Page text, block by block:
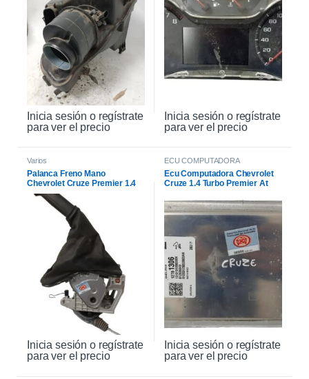
Inicia sesión o regístrate
para ver el precio
Inicia sesión o regístrate
para ver el precio
Varios
Palanca Freno Mano
Chevrolet Cruze Premier 1.4
2021
Inicia sesión o regístrate
para ver el precio
ECU COMPUTADORA
Ecu Computadora Chevrolet
Cruze 1.4 Turbo Premier At
Inicia sesión o regístrate
para ver el precio